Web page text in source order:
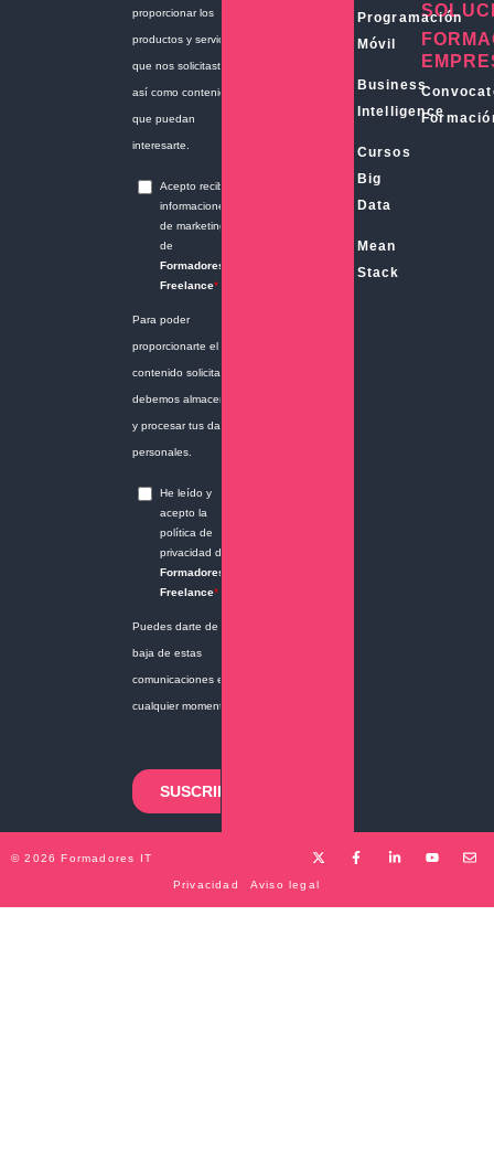
Programación
Móvil
Business
Intelligence
Cursos
Big
Data
Mean
Stack
© 2026 Formadores IT
Privacidad Aviso legal